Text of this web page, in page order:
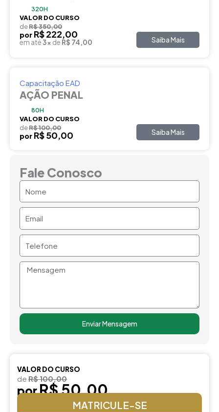
320H
VALOR DO CURSO
deR$ 350,00
por R$ 222,00
em até3x de R$ 74,00 Saiba Mais
Capacitação EAD
AÇÃO PENAL
80H
VALOR DO CURSO
deR$ 100,00
por R$ 50,00 Saiba Mais
Fale Conosco
Mensagem
Enviar Mensagem
VALOR DO CURSO
de R$ 100,00
porR$ 50,00
MATRICULE-SE